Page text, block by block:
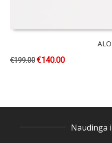
€199.00€140.00
Naudinga